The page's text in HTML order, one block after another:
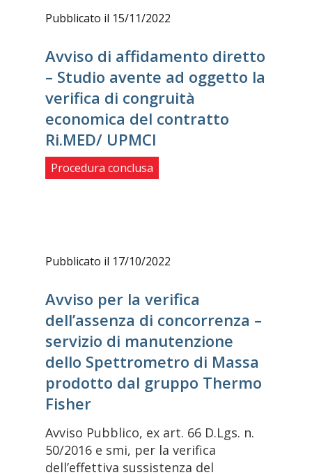
Pubblicato il 15/11/2022
Avviso di affidamento diretto
– Studio avente ad oggetto la
verifica di congruità
economica del contratto
Ri.MED/ UPMCI
Procedura conclusa
Pubblicato il 17/10/2022
Avviso per la verifica
dell’assenza di concorrenza –
servizio di manutenzione
dello Spettrometro di Massa
prodotto dal gruppo Thermo
Fisher
Avviso Pubblico, ex art. 66 D.Lgs. n.
50/2016 e smi, per la verifica
dell’effettiva sussistenza del